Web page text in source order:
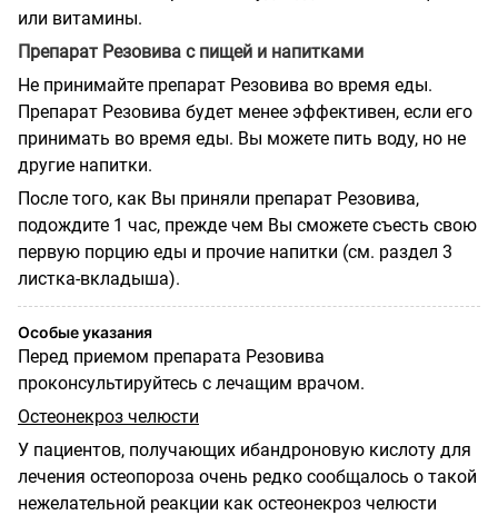
или витамины.
Препарат Резовива с пищей и напитками
Не принимайте препарат Резовива во время еды.
Препарат Резовива будет менее эффективен, если его
принимать во время еды. Вы можете пить воду, но не
другие напитки.
После того, как Вы приняли препарат Резовива,
подождите 1 час, прежде чем Вы сможете съесть свою
первую порцию еды и прочие напитки (см. раздел 3
листка-вкладыша).
Особые указания
Перед приемом препарата Резовива
проконсультируйтесь с лечащим врачом.
Остеонекроз челюсти
У пациентов, получающих ибандроновую кислоту для
лечения остеопороза очень редко сообщалось о такой
нежелательной реакции как остеонекроз челюсти